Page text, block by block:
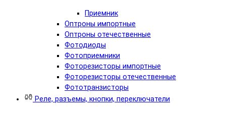
Приемник
Оптроны импортные
Оптроны отечественные
Фотодиоды
Фотоприемники
Фоторезисторы импортные
Фоторезисторы отечественные
Фототранзисторы
Реле, разъемы, кнопки, переключатели